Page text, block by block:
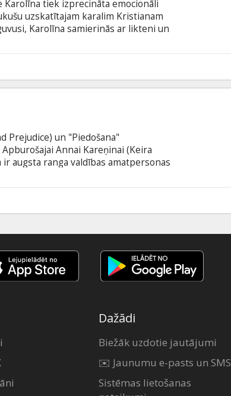
Karolīna tiek izprecināta emocionāli
uzskatītajam karalim Kristianam
Karolīna samierinās ar likteni un
Filma dāņu valodā ar subtitriem
Prejudice) un "Piedošana"
Annai Kareņinai (Keira
augsta ranga valdības amatpersonas
Saņēmusi vēstuli no sava
viņa laulību ar Dolliju (Kelly
Dažādi
Biežāk uzdotie jautājumi
✉️ Jaunumu e-pasts un SMS
Sistēmas lietošanas